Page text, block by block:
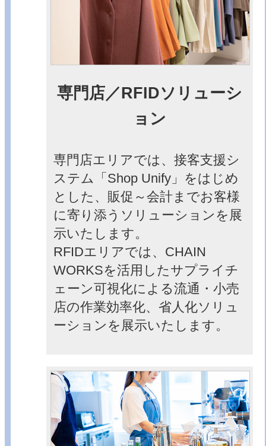
専門店／RFIDソリューシ
ョン
専門店エリアでは、接客支援シ
ステム「Shop Unify」をはじめ
とした、販促～会計までお客様
に寄り添うソリューションを展
示いたします。
RFIDエリアでは、CHAIN
WORKSを活用したサプライチ
ェーン可視化による流通・小売
店の作業効率化、省人化ソリュ
ーションを展示いたします。